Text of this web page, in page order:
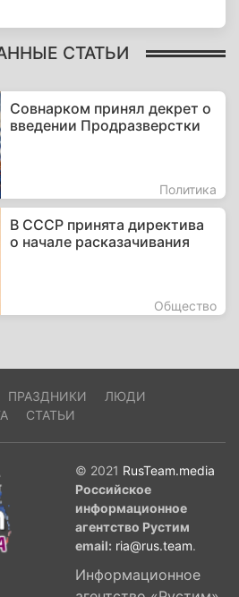
СТАТЬИ
Совнарком принял декрет о
введении Продразверстки
Политика
В СССР принята директива
о начале расказачивания
Общество
ПРАЗДНИКИ
ЛЮДИ
СТАТЬИ
© 2021 RusTeam.media
Российское
информационное
агентство Рустим
email: ria@rus.team.
Информационное